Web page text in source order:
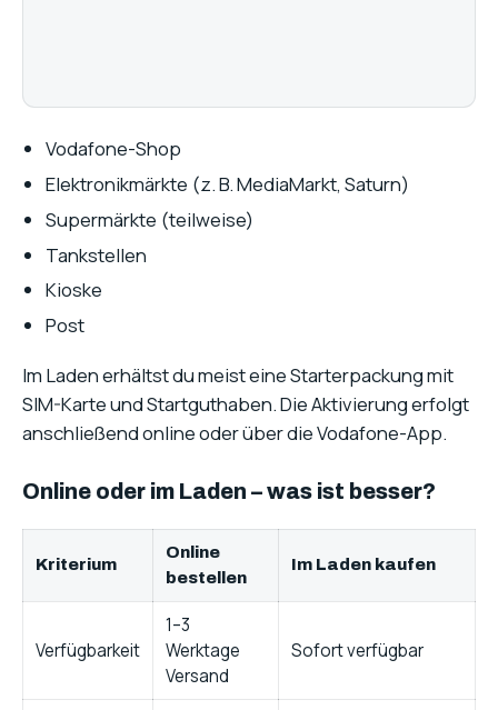
Vodafone-Shop
Elektronikmärkte (z. B. MediaMarkt, Saturn)
Supermärkte (teilweise)
Tankstellen
Kioske
Post
Im Laden erhältst du meist eine Starterpackung mit
SIM-Karte und Startguthaben. Die Aktivierung erfolgt
anschließend online oder über die Vodafone-App.
Online oder im Laden – was ist besser?
Kriterium
Online
bestellen
Im Laden kaufen
Verfügbarkeit
1–3
Werktage
Versand
Sofort verfügbar